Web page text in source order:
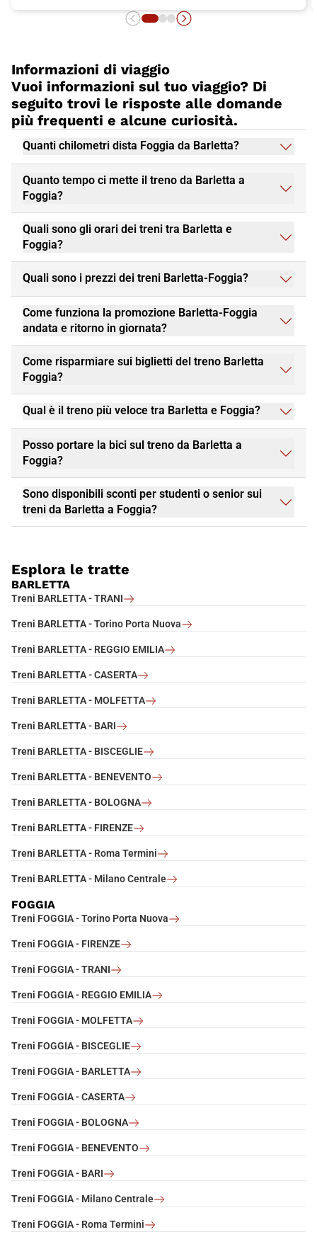
Informazioni di viaggio
Vuoi informazioni sul tuo viaggio? Di
seguito trovi le risposte alle domande
più frequenti e alcune curiosità.
Quanti chilometri dista Foggia da Barletta?
Quanto tempo ci mette il treno da Barletta a
Foggia?
Quali sono gli orari dei treni tra Barletta e
Foggia?
Quali sono i prezzi dei treni Barletta-Foggia?
Come funziona la promozione Barletta-Foggia
andata e ritorno in giornata?
Come risparmiare sui biglietti del treno Barletta
Foggia?
Qual è il treno più veloce tra Barletta e Foggia?
Posso portare la bici sul treno da Barletta a
Foggia?
Sono disponibili sconti per studenti o senior sui
treni da Barletta a Foggia?
Esplora le tratte
BARLETTA
Treni BARLETTA - TRANI
Treni BARLETTA - Torino Porta Nuova
Treni BARLETTA - REGGIO EMILIA
Treni BARLETTA - CASERTA
Treni BARLETTA - MOLFETTA
Treni BARLETTA - BARI
Treni BARLETTA - BISCEGLIE
Treni BARLETTA - BENEVENTO
Treni BARLETTA - BOLOGNA
Treni BARLETTA - FIRENZE
Treni BARLETTA - Roma Termini
Treni BARLETTA - Milano Centrale
FOGGIA
Treni FOGGIA - Torino Porta Nuova
Treni FOGGIA - FIRENZE
Treni FOGGIA - TRANI
Treni FOGGIA - REGGIO EMILIA
Treni FOGGIA - MOLFETTA
Treni FOGGIA - BISCEGLIE
Treni FOGGIA - BARLETTA
Treni FOGGIA - CASERTA
Treni FOGGIA - BOLOGNA
Treni FOGGIA - BENEVENTO
Treni FOGGIA - BARI
Treni FOGGIA - Milano Centrale
Treni FOGGIA - Roma Termini